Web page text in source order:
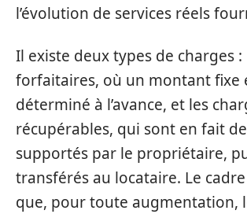
l’évolution de services réels
Il existe deux types de charges :
forfaitaires, où un montant fixe
déterminé à l’avance, et les
récupérables, qui sont en fait
supportés par le propriétaire,
transférés au locataire. Le
que, pour toute augmentation,